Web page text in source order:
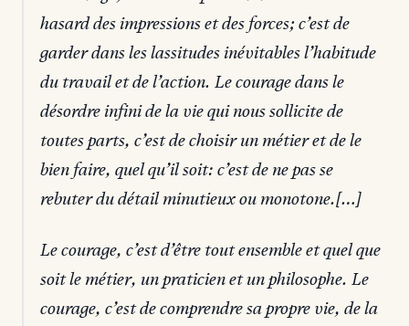
hasard des impressions et des forces; c’est de
garder dans les lassitudes inévitables l’habitude
du travail et de l’action. Le courage dans le
désordre infini de la vie qui nous sollicite de
toutes parts, c’est de choisir un métier et de le
bien faire, quel qu’il soit: c’est de ne pas se
rebuter du détail minutieux ou monotone.[…]
Le courage, c’est d’être tout ensemble et quel que
soit le métier, un praticien et un philosophe. Le
courage, c’est de comprendre sa propre vie, de la